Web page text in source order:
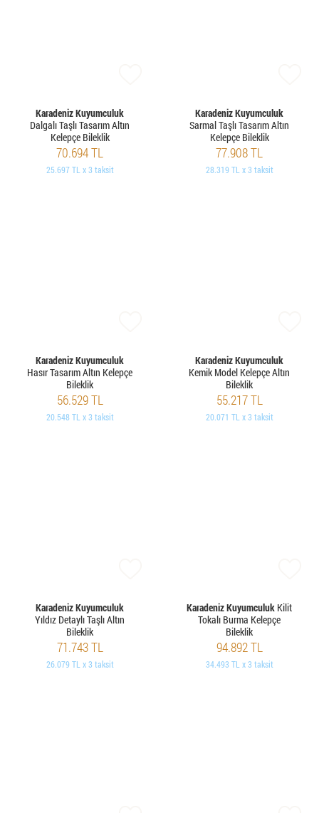
Karadeniz Kuyumculuk
Dalgalı Taşlı Tasarım Altın
Kelepçe Bileklik
70.694 TL
25.697 TL x 3 taksit
Karadeniz Kuyumculuk
Sarmal Taşlı Tasarım Altın
Kelepçe Bileklik
77.908 TL
28.319 TL x 3 taksit
Karadeniz Kuyumculuk
Hasır Tasarım Altın Kelepçe
Bileklik
56.529 TL
20.548 TL x 3 taksit
Karadeniz Kuyumculuk
Kemik Model Kelepçe Altın
Bileklik
55.217 TL
20.071 TL x 3 taksit
Karadeniz Kuyumculuk
Yıldız Detaylı Taşlı Altın
Bileklik
71.743 TL
26.079 TL x 3 taksit
Karadeniz Kuyumculuk Kilit
Tokalı Burma Kelepçe
Bileklik
94.892 TL
34.493 TL x 3 taksit